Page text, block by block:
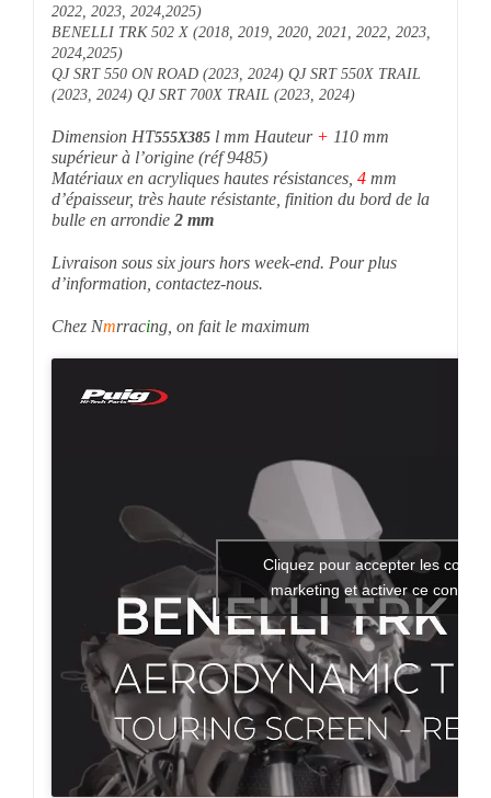
2022, 2023, 2024,2025)
BENELLI TRK 502 X (2018, 2019, 2020, 2021, 2022, 2023,
2024,2025)
QJ SRT 550 ON ROAD (2023, 2024) QJ SRT 550X TRAIL
(2023, 2024) QJ SRT 700X TRAIL (2023, 2024)
Dimension HT555X385 l mm Hauteur + 110 mm
supérieur à l’origine (réf 9485)
Matériaux en acryliques hautes résistances, 4mm
d’épaisseur, très haute résistante, finition du bord de la
bulle en arrondie 2 mm
Livraison sous six jours hors week-end. Pour plus
d’information, contactez-nous.
Chez Nmrracing, on fait le maximum
Cliquez pour accepter les
marketing et activer ce contenu